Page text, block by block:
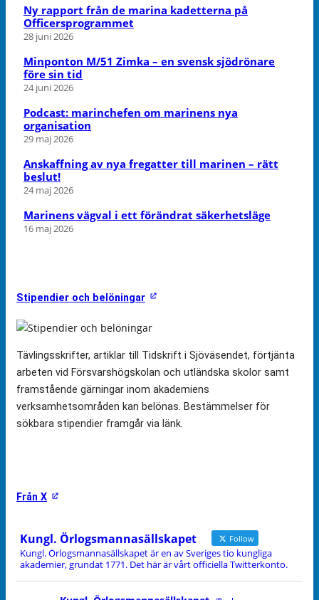
Ny rapport från de marina kadetterna på
Officersprogrammet
28 juni 2026
Minponton M/51 Zimka – en svensk sjödrönare
före sin tid
24 juni 2026
Podcast: marinchefen om marinens nya
organisation
29 maj 2026
Anskaffning av nya fregatter till marinen – rätt
beslut!
24 maj 2026
Marinens vägval i ett förändrat säkerhetsläge
16 maj 2026
Stipendier och belöningar
Tävlingsskrifter, artiklar till Tidskrift i Sjöväsendet, förtjänta
arbeten vid Försvarshögskolan och utländska skolor samt
framstående gärningar inom akademiens
verksamhetsområden kan belönas. Bestämmelser för
sökbara stipendier framgår via länk.
Från X
Kungl. Örlogsmannasällskapet Follow
Kungl. Örlogsmannasällskapet är en av Sveriges tio kungliga
akademier, grundat 1771. Det här är vårt officiella Twitterkonto.